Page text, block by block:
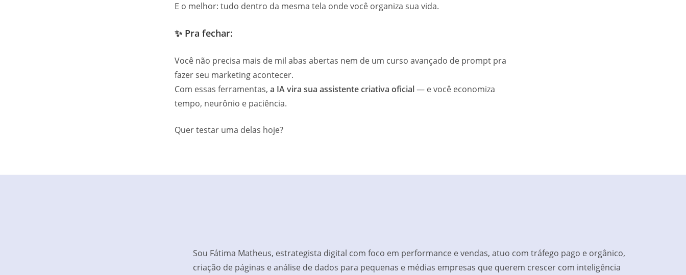
E o melhor: tudo dentro da mesma tela onde você organiza sua vida.
✨ Pra fechar:
Você não precisa mais de mil abas abertas nem de um curso avançado de prompt pra
fazer seu marketing acontecer.
Com essas ferramentas, a IA vira sua assistente criativa oficial— e você economiza
tempo, neurônio e paciência.
Quer testar uma delas hoje?
Sou Fátima Matheus, estrategista digital com foco em performance e vendas, atuo com tráfego pago e orgânico,
criação de páginas e análise de dados para pequenas e médias empresas que querem crescer com inteligência